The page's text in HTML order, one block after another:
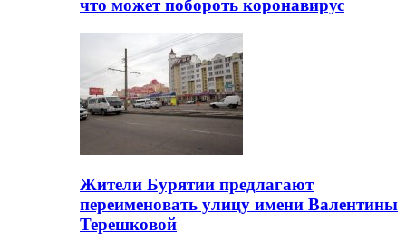
что может побороть коронавирус
Жители Бурятии предлагают
переименовать улицу имени Валентины
Терешковой